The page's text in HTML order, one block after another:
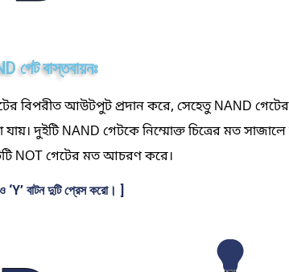
গেটবাস্তবায়নঃ
বিপরীতআউটপুট প্রদান করে, সেহেতুNAND
দুইটিNAND গেটকে নিম্মোক্ত চিত্রের মত
NOT গেটের মত আচরণ করে।
‘Y’ বাটন দুটি প্রেস করো। ]